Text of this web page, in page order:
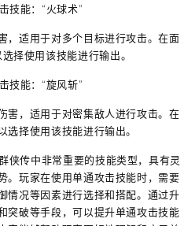
技能：“火球术”
，适用于对多个目标进行攻击。在面
择使用该技能进行输出。
技能：“旋风斩”
害，适用于对密集敌人进行攻击。在
选择使用该技能进行输出。
侠传中非常重要的技能类型，具有灵
。玩家在使用单通攻击技能时，需要
情况等因素进行选择和搭配。通过升
突破等手段，可以提升单通攻击技能